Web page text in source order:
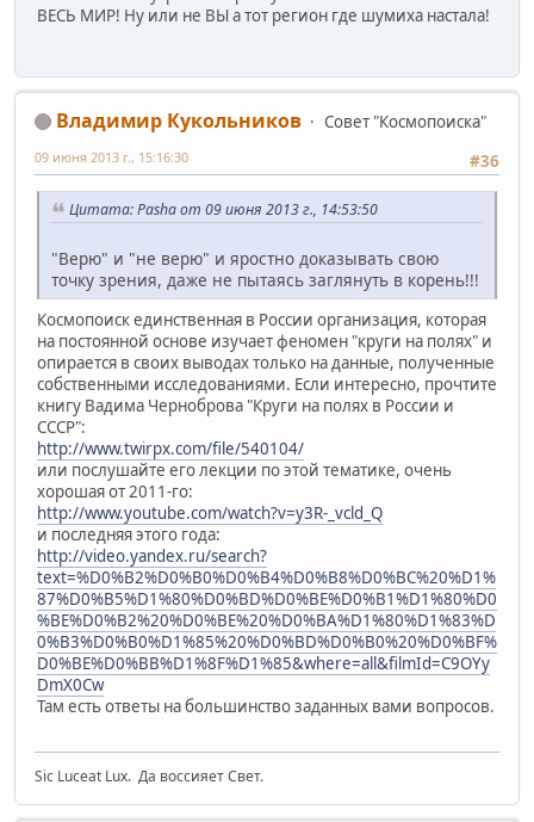
ВЕСЬ МИР! Ну или не ВЫ а тот регион где шумиха настала!
Владимир Кукольников
Совет "Космопоиска"
#36
09 июня 2013 г., 15:16:30
Цитата: Pasha от 09 июня 2013 г., 14:53:50
"Верю" и "не верю" и яростно доказывать свою
точку зрения, даже не пытаясь заглянуть в корень!!!
Космопоиск единственная в России организация, которая
на постоянной основе изучает феномен "круги на полях" и
опирается в своих выводах только на данные, полученные
собственными исследованиями. Если интересно, прочтите
книгу Вадима Черноброва "Круги на полях в России и
СССР":
http://www.twirpx.com/file/540104/
или послушайте его лекции по этой тематике, очень
хорошая от 2011-го:
http://www.youtube.com/watch?v=y3R-_vcld_Q
и последняя этого года:
http://video.yandex.ru/search?
text=%D0%B2%D0%B0%D0%B4%D0%B8%D0%BC%20%D1%
87%D0%B5%D1%80%D0%BD%D0%BE%D0%B1%D1%80%D0
%BE%D0%B2%20%D0%BE%20%D0%BA%D1%80%D1%83%D
0%B3%D0%B0%D1%85%20%D0%BD%D0%B0%20%D0%BF%
D0%BE%D0%BB%D1%8F%D1%85&where=all&filmId=C9OYy
DmX0Cw
Там есть ответы на большинство заданных вами вопросов.
Sic Luceat Lux. Да воссияет Свет.